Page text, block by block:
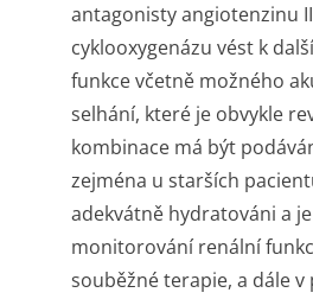
antagonisty angiotenzinu
cyklooxygenázu vést k
funkce včetně možného
selhání, které je obvykle
kombinace má být
zejména u starších
adekvátně hydratováni a
monitorování renální
souběžné terapie, a dále v